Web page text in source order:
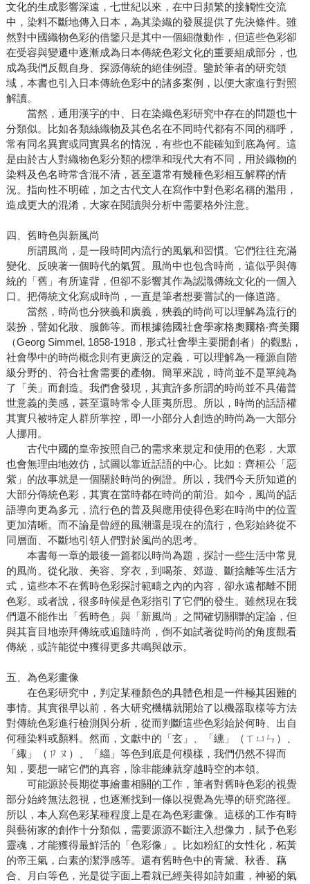
文化的生成影響深遠，七世紀以來，在中日頻繁的接觸性交流
中，染料不斷地傳入日本，為其染織的發展提供了先決條件。雖
然對中國織物色彩的借鑒只是其中一個細微動作，但這些色彩卻
在受容與變遷中逐漸成為日本傳統色彩文化的重要組成部分，也
成為我們反觀自身、探源傳統的絕佳例證。鑒於筆者的研究領
域，本書也引入日本傳統色彩中的諸多案例，以便大家進行對照
解讀。
當然，通用漢字的中、日在染織色彩研究中存在的問題也十
分類似。比如各類絲織物及其色名在不同時代都有不同的稱呼，
常有同名異實或同實異名的情況，有些也不能確知到底為何。這
是由於古人對織物色彩分類的標準和現代大有不同，用於織物的
染料及色名時常含混不清，甚至還常有幾種色彩相互解釋的情
況。指向性不明確，加之古代文人在寫作中對色彩名稱的濫用，
造成更大的混淆，大家在閱讀與分析中需要格外注意。
四、舊時色與新風尚
所謂風尚，是一段時間內流行的風氣和習慣。它們往往充滿
變化、反映著一個時代的氣質。風尚中也包含時尚，這似乎與傳
統的「舊」有所違背，但卻不影響其作為認識傳統文化的一個入
口。把傳統文化寫成時尚，一直是筆者想要嘗試的一條道路。
當然，時尚也分狹義和廣義，狹義的時尚可以理解為流行的
裝扮，譬如化妝、服飾等。而根據德國社會學家格奧爾格‧齊美爾
（Georg Simmel, 1858-1918，形式社會學主要開創者）的觀點，
社會學中的時尚概念則有更廣泛的定義，可以理解為一種源自階
級分野的、符合社會需要的產物。簡單來說，時尚並不是單純為
了「美」而創造。我們會發現，其實許多所謂的時尚並不具備普
世意義的美感，甚至還時常令人匪夷所思。所以，時尚的話語權
其實只被特定人群所掌控，即一小部分人創造的時尚為一大部分
人挪用。
古代中國的皇帝按照自己的需求來規定和使用的色彩，大眾
也會無理由地效仿，試圖以靠近話語的中心。比如：齊桓公「惡
紫」的故事就是一個關於時尚的例證。所以，我們今天所知道的
大部分傳統色彩，其實在當時都在時尚的前沿。如今，風尚的話
語導向更為多元，流行色的普及與應用使得色彩在時尚中的位置
更加清晰。而不論是曾經的風潮還是現在的流行，色彩始終從不
同層面、不斷地引領人們對於風尚的思考。
本書每一章的最後一篇都以時尚為題，探討一些生活中常見
的風尚。從化妝、美容、穿衣，到喝茶、郊遊、斷捨離等生活方
式，這些本不在舊時色彩探討範疇之內的內容，卻永遠都離不開
色彩。或者說，很多時候是色彩指引了它們的發生。雖然現在我
們還不能作出「舊時色」與「新風尚」之間確切關聯的定論，但
與其盲目地崇拜傳統或追隨時尚，倒不如試著從時尚的角度觀看
傳統，或許能從中獲得更多共鳴與啟示。
五、為色彩畫像
在色彩研究中，判定某種顏色的具體色相是一件極其困難的
事情。其實很早以前，各大研究機構就開始了以機器取樣等方法
對傳統色彩進行檢測與分析，從而判斷這些色彩始於何時、出自
何種染料或顏料。然而，文獻中的「玄」、「纁」（ㄒㄩㄣ）、
「緅」（ㄗㄡ）、「緇」等色到底是何模樣，我們仍然不得而
知，要想一睹它們的真容，除非能練就穿越時空的本領。
可能源於長期從事繪畫相關的工作，筆者對舊時色彩的視覺
部分始終無法忽視，也逐漸找到一條以視覺為先導的研究路徑。
所以，本人寫色彩某種程度上是在為色彩畫像。這樣的工作有時
與藝術家的創作十分類似，需要源源不斷注入想像力，賦予色彩
靈魂，才能獲得最鮮活的「色彩像」。比如粉紅的女性化，柘黃
的帝王氣，白素的潔淨感等。還有舊時色中的青黛、秋香、藕
合、月白等色，光是從字面上看就已經美得如詩如畫，神祕的氣